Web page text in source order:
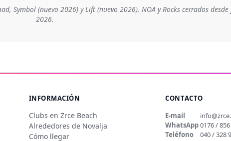
Symbol (nuevo 2026) y Lift (nuevo 2026). NOA y Rocks cerrados desde
2026.
INFORMACIÓN
Clubs en Zrce Beach
Alrededores de Novalja
Cómo llegar
CONTACTO
E-mail
WhatsApp0176 /
Teléfono
040 / 328